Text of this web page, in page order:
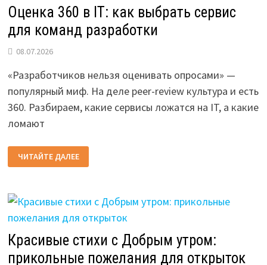
Оценка 360 в IT: как выбрать сервис
для команд разработки
08.07.2026
«Разработчиков нельзя оценивать опросами» —
популярный миф. На деле peer-review культура и есть
360. Разбираем, какие сервисы ложатся на IT, а какие
ломают
ОЦЕНКА
360
В
СЕРВИС
ДЛЯ
КОМАНД
РАЗРАБОТКИ
ЧИТАЙТЕ ДАЛЕЕ
Красивые стихи с Добрым утром:
прикольные пожелания для открыток